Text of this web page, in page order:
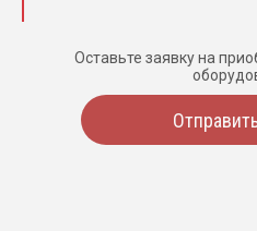
Оставьте заявку на